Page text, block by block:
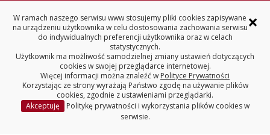
Deklaracja dostępności
Polityka prywatności
Politechnika Białostocka
WYDZIAŁ ELEKTRYCZNY
POLITECHNIKA BIAŁOSTOCKA
×
W ramach naszego serwisu www stosujemy pliki cookies zapisywane
na urządzeniu użytkownika w celu dostosowania zachowania serwisu
do indywidualnych preferencji użytkownika oraz w celach
statystycznych.
Użytkownik ma możliwość samodzielnej zmiany ustawień dotyczących
cookies w swojej przeglądarce internetowej.
Więcej informacji można znaleźć w Polityce Prywatności
Korzystając ze strony wyrażają Państwo zgodę na używanie plików
cookies, zgodnie z ustawieniami przeglądarki.
Akceptuję
Politykę prywatności i wykorzystania plików cookies w
serwisie.